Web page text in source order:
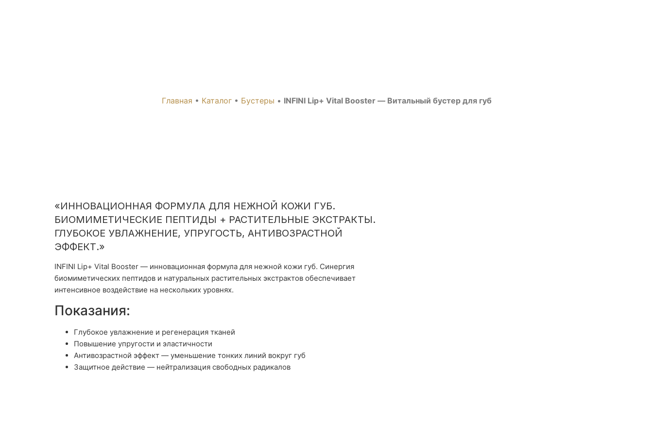
Главная • Каталог• Бустеры • INFINI Lip+ Vital Booster — Витальный бустер для губ
«ИННОВАЦИОННАЯ ФОРМУЛА ДЛЯ НЕЖНОЙ КОЖИ ГУБ.
БИОМИМЕТИЧЕСКИЕ ПЕПТИДЫ + РАСТИТЕЛЬНЫЕ ЭКСТРАКТЫ.
ГЛУБОКОЕ УВЛАЖНЕНИЕ, УПРУГОСТЬ, АНТИВОЗРАСТНОЙ
ЭФФЕКТ.»
INFINI Lip+ Vital Booster — инновационная формула для нежной кожи губ. Синергия
биомиметических пептидов и натуральных растительных экстрактов обеспечивает
интенсивное воздействие на нескольких уровнях.
Показания:
Глубокое увлажнение и регенерация тканей
Повышение упругости и эластичности
Антивозрастной эффект — уменьшение тонких линий вокруг губ
Защитное действие — нейтрализация свободных радикалов